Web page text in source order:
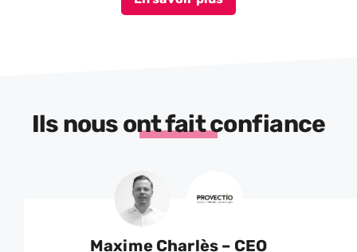
Ils nous ont fait confiance
Maxime Charlès – CEO